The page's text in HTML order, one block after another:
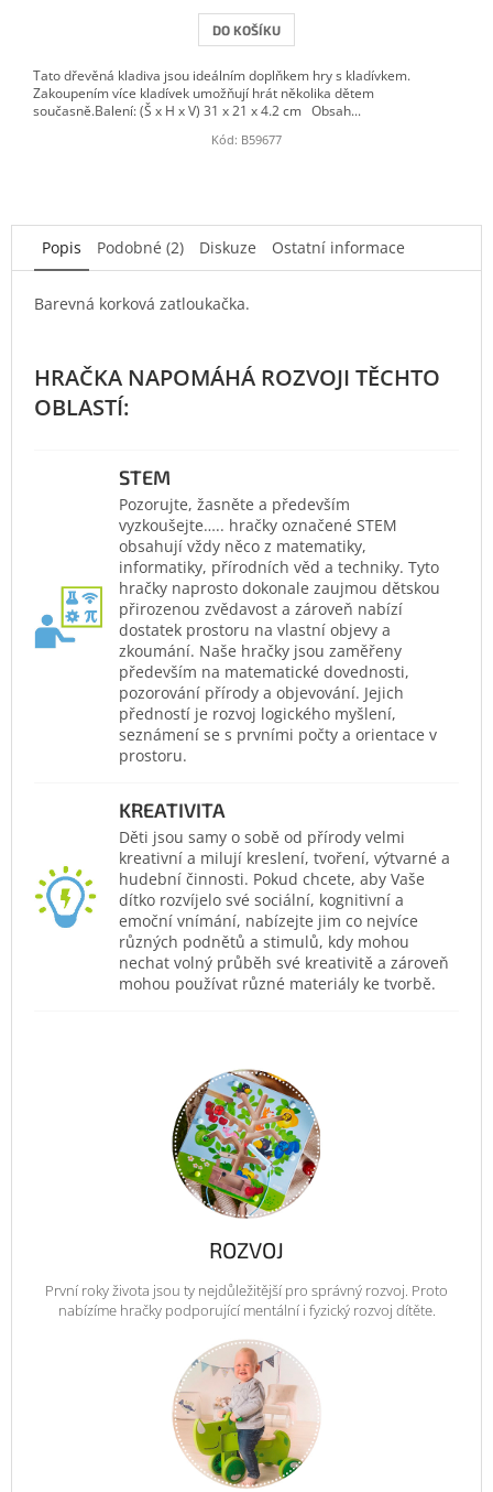
DO KOŠÍKU
Tato dřevěná kladiva jsou ideálním doplňkem hry s kladívkem.
Zakoupením více kladívek umožňují hrát několika dětem
současně.Balení: (Š x H x V) 31 x 21 x 4.2 cm Obsah...
Kód: B59677
Popis Podobné (2) Diskuze Ostatní informace
Barevná korková zatloukačka.
STEM
Pozorujte, žasněte a především
vyzkoušejte….. hračky označené STEM
obsahují vždy něco z matematiky,
informatiky, přírodních věd a techniky. Tyto
hračky naprosto dokonale zaujmou dětskou
přirozenou zvědavost a zároveň nabízí
dostatek prostoru na vlastní objevy a
zkoumání. Naše hračky jsou zaměřeny
především na matematické dovednosti,
pozorování přírody a objevování. Jejich
předností je rozvoj logického myšlení,
seznámení se s prvními počty a orientace v
prostoru.
KREATIVITA
Děti jsou samy o sobě od přírody velmi
kreativní a milují kreslení, tvoření, výtvarné a
hudební činnosti. Pokud chcete, aby Vaše
dítko rozvíjelo své sociální, kognitivní a
emoční vnímání, nabízejte jim co nejvíce
různých podnětů a stimulů, kdy mohou
nechat volný průběh své kreativitě a zároveň
mohou používat různé materiály ke tvorbě.
ROZVOJ
První roky života jsou ty nejdůležitější pro správný rozvoj. Proto
nabízíme hračky podporující mentální i fyzický rozvoj dítěte.